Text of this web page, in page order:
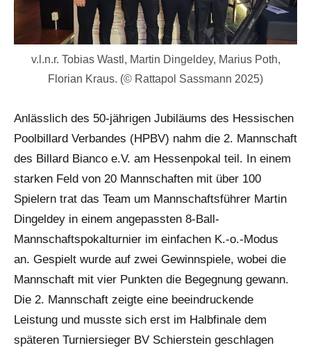
v.l.n.r. Tobias Wastl, Martin Dingeldey, Marius Poth,
Florian Kraus. (© Rattapol Sassmann 2025)
Anlässlich des 50-jährigen Jubiläums des Hessischen
Poolbillard Verbandes (HPBV) nahm die 2. Mannschaft
des Billard Bianco e.V. am Hessenpokal teil. In einem
starken Feld von 20 Mannschaften mit über 100
Spielern trat das Team um Mannschaftsführer Martin
Dingeldey in einem angepassten 8-Ball-
Mannschaftspokalturnier im einfachen K.-o.-Modus
an. Gespielt wurde auf zwei Gewinnspiele, wobei die
Mannschaft mit vier Punkten die Begegnung gewann.
Die 2. Mannschaft zeigte eine beeindruckende
Leistung und musste sich erst im Halbfinale dem
späteren Turniersieger BV Schierstein geschlagen